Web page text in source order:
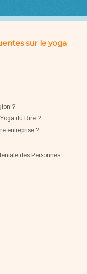
sur le yoga
?
du Rire ?
entreprise?
des Personnes